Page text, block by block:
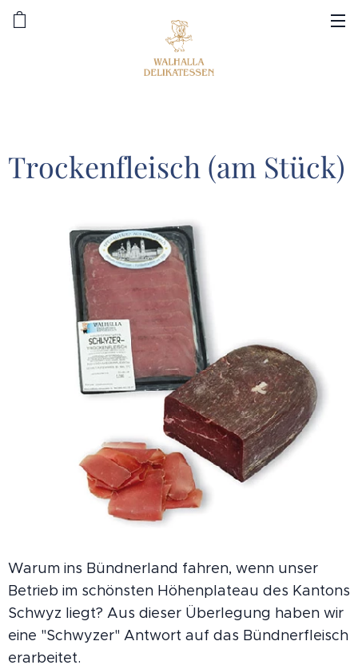
Trockenfleisch (am Stück)
Warum ins Bündnerland fahren, wenn unser
Betrieb im schönsten Höhenplateau des Kantons
Schwyz liegt? Aus dieser Überlegung haben wir
eine "Schwyzer" Antwort auf das Bündnerfleisch
erarbeitet.